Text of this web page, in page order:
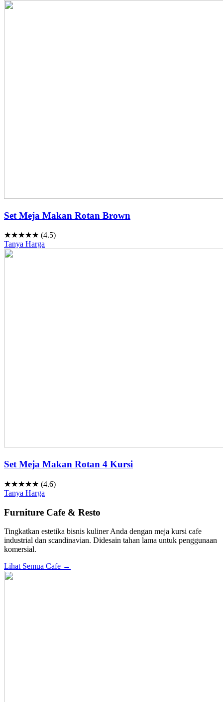
Set Meja Makan Rotan Brown
★★★★★ (4.5)
Tanya Harga
Set Meja Makan Rotan 4 Kursi
★★★★★ (4.6)
Tanya Harga
Furniture Cafe & Resto
Tingkatkan estetika bisnis kuliner Anda dengan meja kursi cafe
industrial dan scandinavian. Didesain tahan lama untuk penggunaan
komersial.
Lihat Semua Cafe →